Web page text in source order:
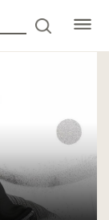
Demoustier